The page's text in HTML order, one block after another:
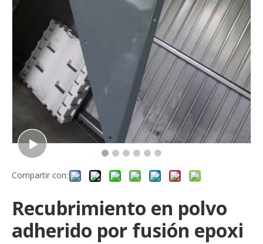
Compartir con:
Recubrimiento en polvo
adherido por fusión epoxi